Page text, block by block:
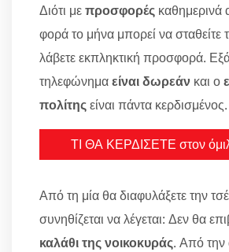
Διότι μεπροσφορές καθημερινά
φορά το μήνα μπορεί να σταθείτε
λάβετε εκπληκτική προσφορά.
τηλεφώνημαείναι δωρεάν και ο
πολίτηςείναι πάντα κερδισμένος.
ΤΙ ΘΑ ΚΕΡΔΙΣΕΤΕ στον
Από τη μία θα διαφυλάξετε την
συνηθίζεται να λέγεται: Δεν θα
καλάθι της νοικοκυράς. Από την